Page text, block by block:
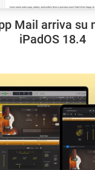
Mail arriva su
iPadOS 18.4